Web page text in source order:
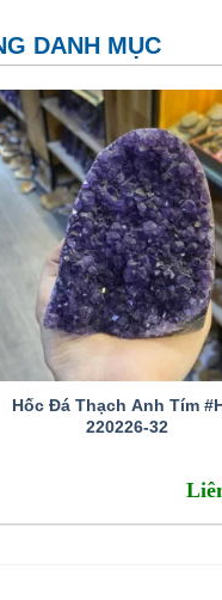
DANH MỤC
Hốc Đá Thạch Anh Tím
220226-32